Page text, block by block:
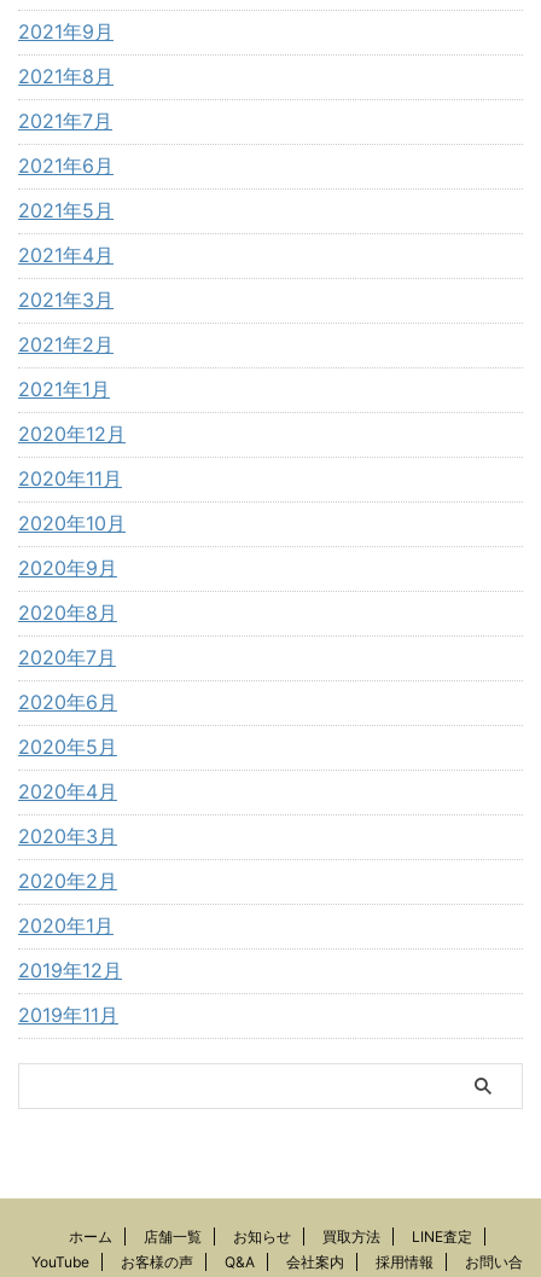
2021年9月
2021年8月
2021年7月
2021年6月
2021年5月
2021年4月
2021年3月
2021年2月
2021年1月
2020年12月
2020年11月
2020年10月
2020年9月
2020年8月
2020年7月
2020年6月
2020年5月
2020年4月
2020年3月
2020年2月
2020年1月
2019年12月
2019年11月
ホーム 店舗一覧 お知らせ 買取方法
LINE査定
YouTube
お客様の声 Q&A 会社案内 採用情報 お問い合